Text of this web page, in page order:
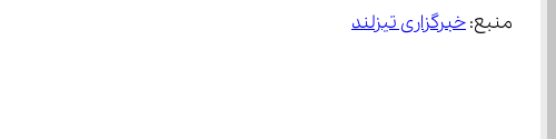
منبع: خبرگزاری تیزلند